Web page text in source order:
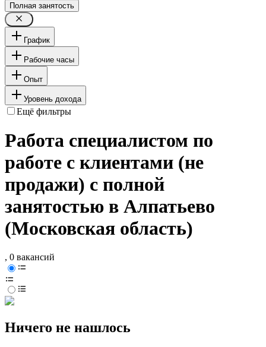
Полная занятость
График
Рабочие часы
Опыт
Уровень дохода
Ещё фильтры
Работа специалистом по
работе с клиентами (не
продажи) с полной
занятостью в Алпатьево
(Московская область)
, 0 вакансий
Ничего не нашлось